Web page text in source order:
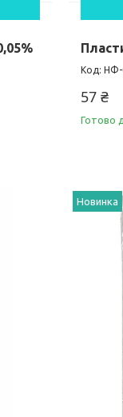
НФ-
57 ₴
Готово
Новинка